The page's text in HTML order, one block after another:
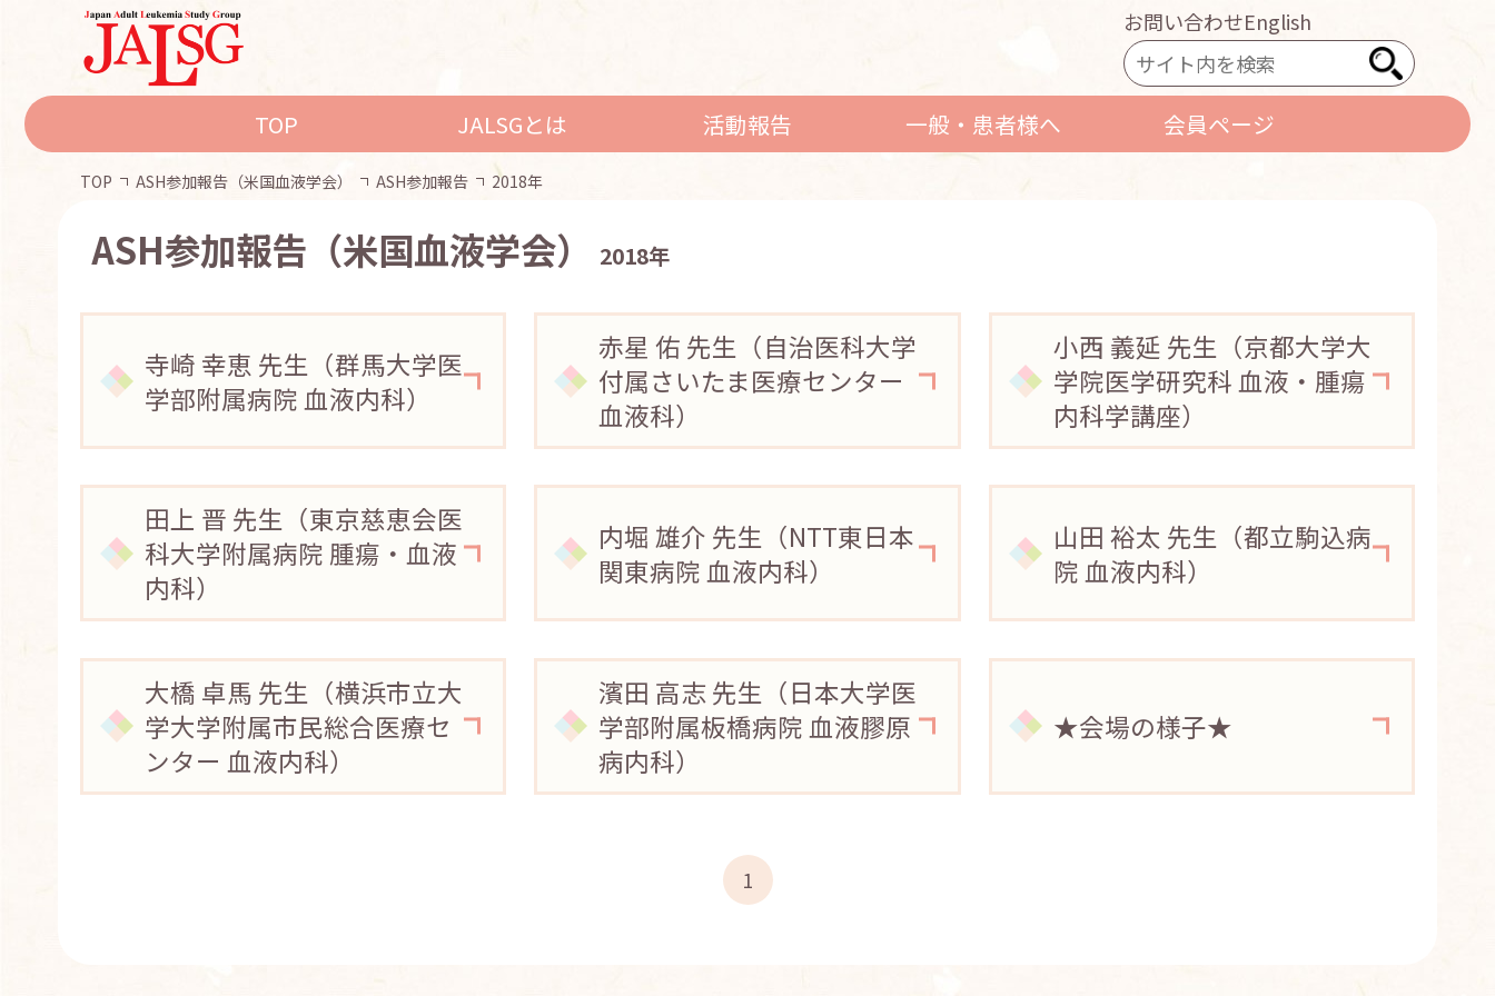
お問い合わせEnglish
TOP JALSGとは 活動報告 一般・患者様へ 会員ページ
TOP ASH参加報告（米国血液学会） ASH参加報告 2018年
ASH参加報告（米国血液学会） 2018年
寺崎 幸恵 先生（群馬大学医
学部附属病院 血液内科）
赤星 佑 先生（自治医科大学
付属さいたま医療センター
血液科）
小西 義延 先生（京都大学大
学院医学研究科 血液・腫瘍
内科学講座）
田上 晋 先生（東京慈恵会医
科大学附属病院 腫瘍・血液
内科）
内堀 雄介 先生（NTT東日本
関東病院 血液内科）
山田 裕太 先生（都立駒込病
院 血液内科）
大橋 卓馬 先生（横浜市立大
学大学附属市民総合医療セ
ンター 血液内科）
濱田 高志 先生（日本大学医
学部附属板橋病院 血液膠原
病内科）
★会場の様子★
1